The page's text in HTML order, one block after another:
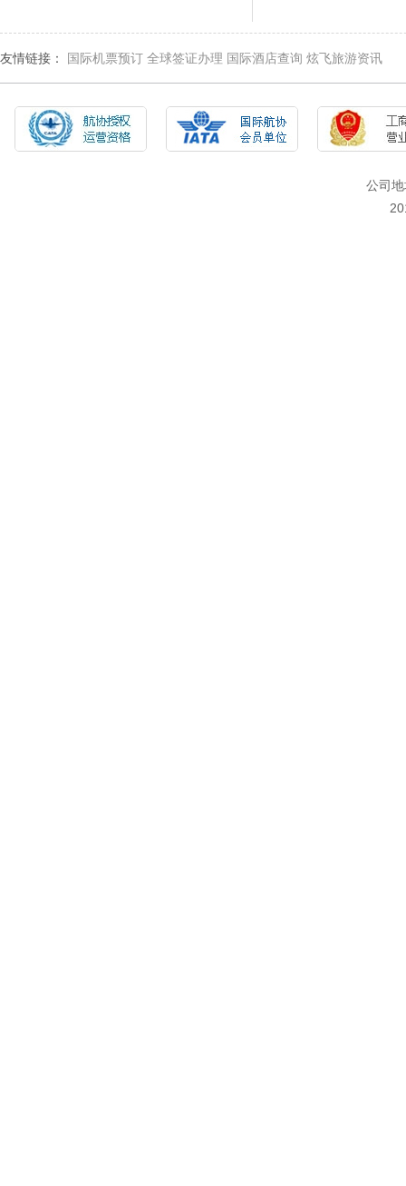
友情链接： 国际机票预订 全球签证办理 国际酒店查询 炫飞旅游资讯
公司